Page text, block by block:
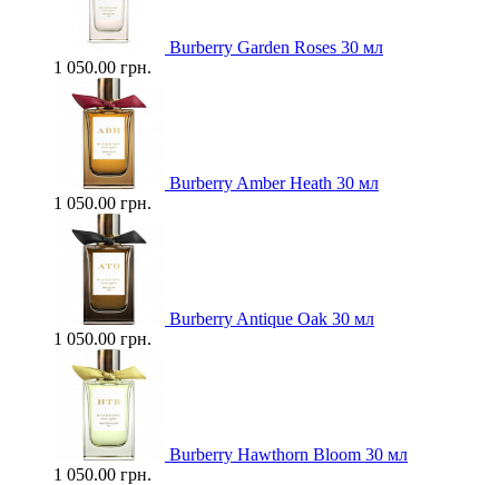
Burberry Garden Roses 30 мл
1 050.00 грн.
Burberry Amber Heath 30 мл
1 050.00 грн.
Burberry Antique Oak 30 мл
1 050.00 грн.
Burberry Hawthorn Bloom 30 мл
1 050.00 грн.